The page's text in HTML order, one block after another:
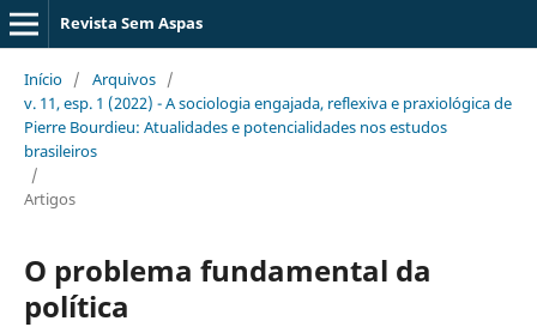
Revista Sem Aspas
Início / Arquivos /
v. 11, esp. 1 (2022) - A sociologia engajada, reflexiva e praxiológica de
Pierre Bourdieu: Atualidades e potencialidades nos estudos
brasileiros
/
Artigos
O problema fundamental da
política